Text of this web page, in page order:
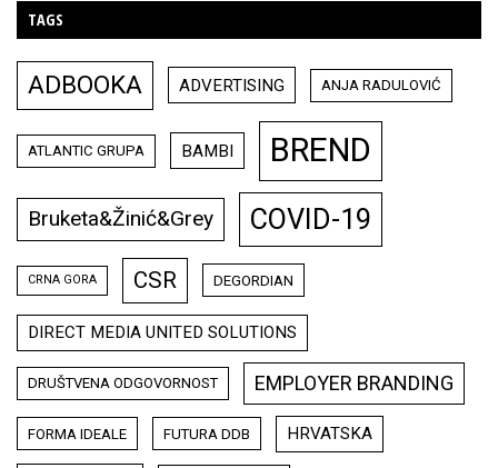
TAGS
ADBOOKA ADVERTISING ANJA RADULOVIĆ
ATLANTIC GRUPA BAMBI BREND
Bruketa&Žinić&Grey COVID-19
CRNA GORA CSR DEGORDIAN
DIRECT MEDIA UNITED SOLUTIONS
DRUŠTVENA ODGOVORNOST EMPLOYER BRANDING
FORMA IDEALE FUTURA DDB HRVATSKA